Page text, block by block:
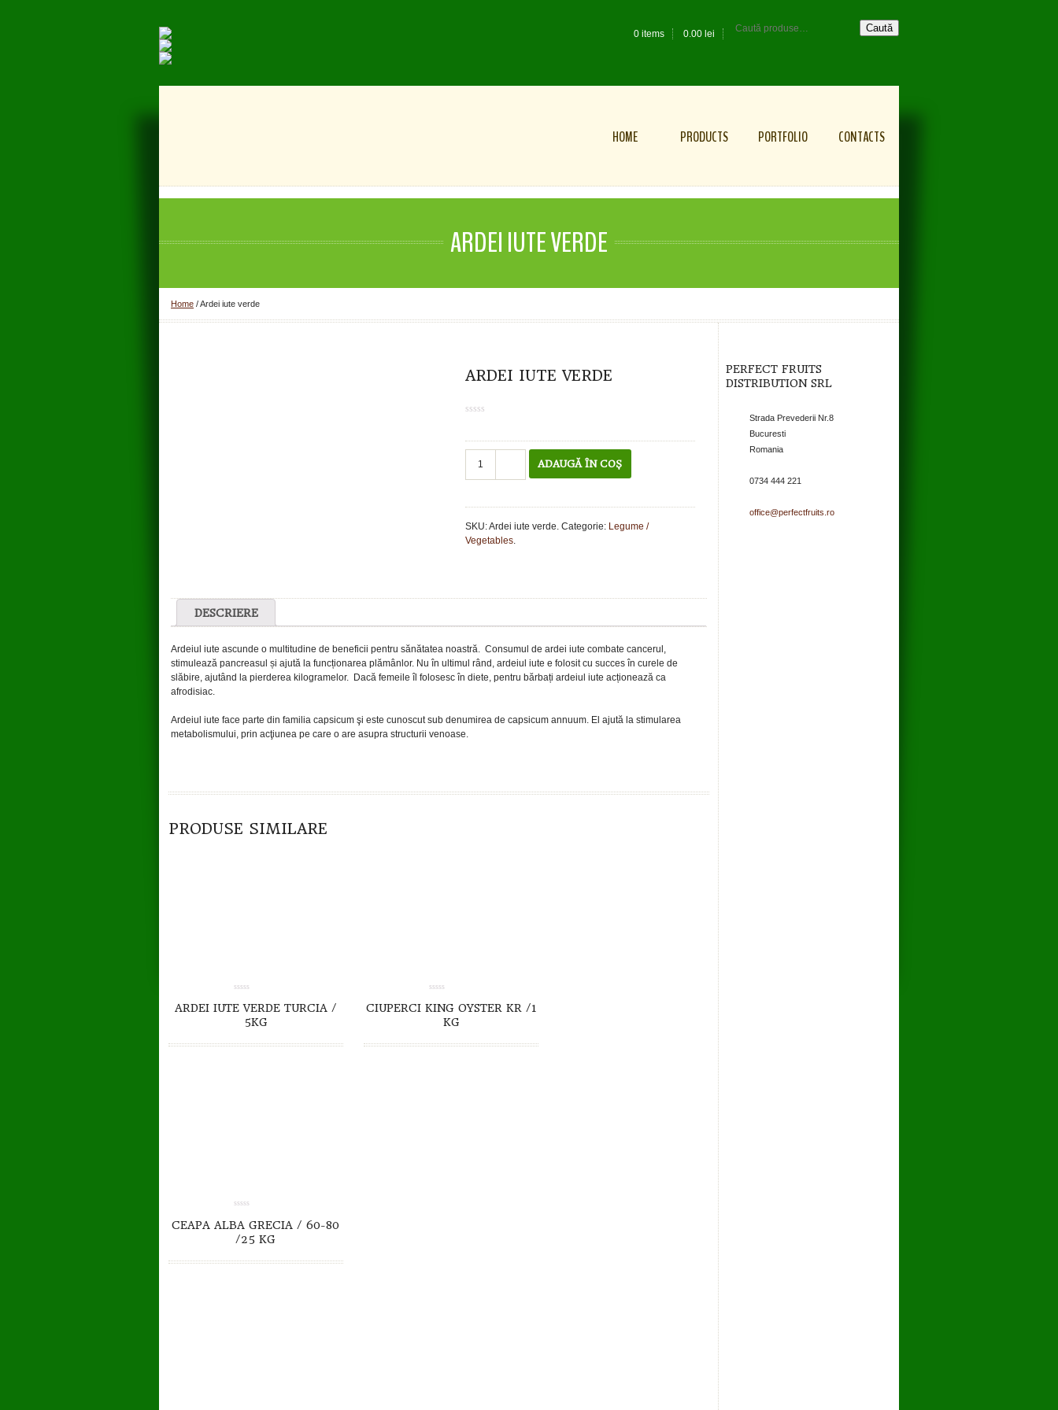
0 items 0.00 lei Caută
HOME PRODUCTS PORTFOLIO CONTACTS
ARDEI IUTE VERDE
Home /Ardei iute verde
ARDEI IUTE VERDE
of
5
Ardei
ADAUGĂ ÎN COȘ
SKU:Ardei iute verde. Categorie: Legume /
Vegetables.
DESCRIERE
Ardeiul iute ascunde o multitudine de beneficii pentru sănătatea noastră. Consumul de ardei iute combate cancerul,
stimulează pancreasul și ajută la funcționarea plămânlor. Nu în ultimul rând, ardeiul iute e folosit cu succes în curele de
slăbire, ajutând la pierderea kilogramelor. Dacă femeile îl folosesc în diete, pentru bărbați ardeiul iute acționează ca
afrodisiac.
Ardeiul iute face parte din familia capsicum şi este cunoscut sub denumirea de capsicum annuum. El ajută la stimularea
metabolismului, prin acţiunea pe care o are asupra structurii venoase.
PRODUSE SIMILARE
out
of
ARDEI IUTE VERDE TURCIA /
5KG
out
of
CIUPERCI KING OYSTER KR /1
KG
out
of
5
CEAPA ALBA GRECIA / 60-80
/25 KG
PERFECT FRUITS
DISTRIBUTION SRL
Strada Prevederii Nr.8
Bucuresti
Romania
0734 444 221
office@perfectfruits.ro